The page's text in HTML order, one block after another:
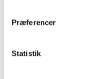
Præferencer
Statistik
FORLAGET PLENUM
GUTKIND FORLAG